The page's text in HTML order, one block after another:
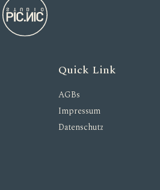
Quick Link
AGBs
Impressum
Datenschutz